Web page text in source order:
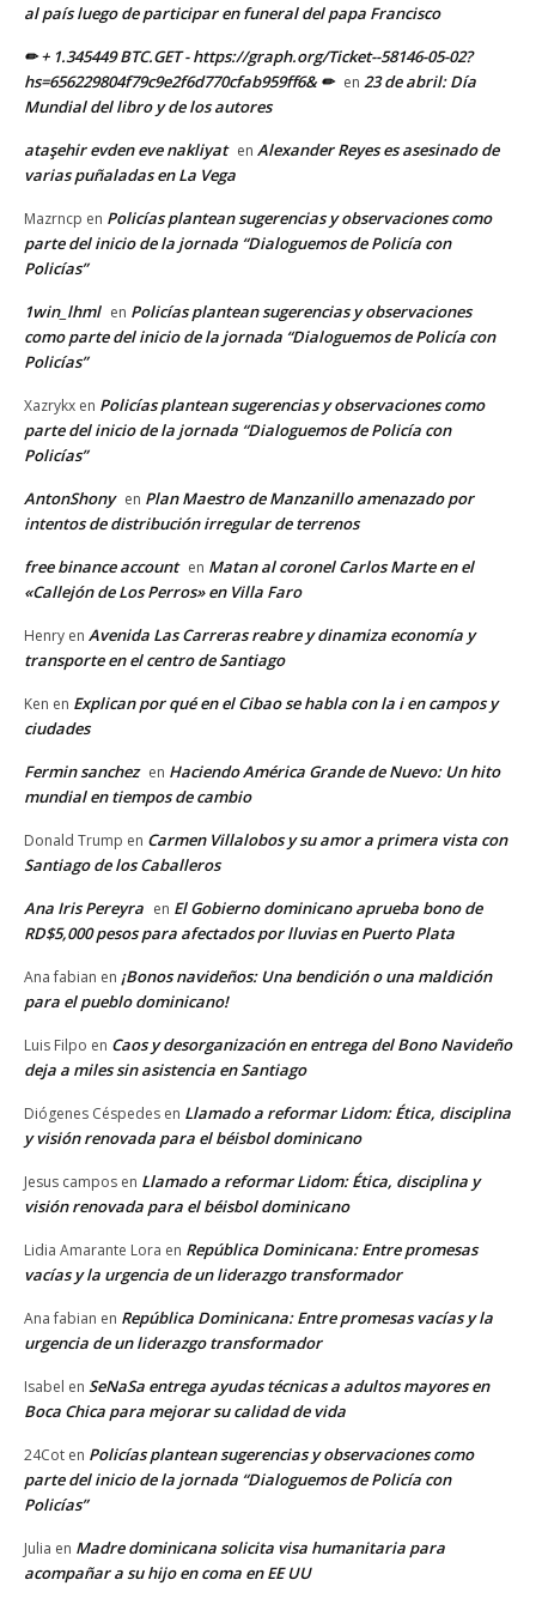
al país luego de participar en funeral del papa Francisco
✏ + 1.345449 BTC.GET - https://graph.org/Ticket--58146-05-02?
hs=656229804f79c9e2f6d770cfab959ff6& ✏ en 23 de abril: Día
Mundial del libro y de los autores
ataşehir evden eve nakliyat en Alexander Reyes es asesinado de
varias puñaladas en La Vega
Mazrncp en Policías plantean sugerencias y observaciones como
parte del inicio de la jornada “Dialoguemos de Policía con
Policías”
1win_lhml en Policías plantean sugerencias y observaciones
como parte del inicio de la jornada “Dialoguemos de Policía con
Policías”
Xazrykx en Policías plantean sugerencias y observaciones como
parte del inicio de la jornada “Dialoguemos de Policía con
Policías”
AntonShony en Plan Maestro de Manzanillo amenazado por
intentos de distribución irregular de terrenos
free binance account en Matan al coronel Carlos Marte en el
«Callejón de Los Perros» en Villa Faro
Henry en Avenida Las Carreras reabre y dinamiza economía y
transporte en el centro de Santiago
Ken en Explican por qué en el Cibao se habla con la i en campos y
ciudades
Fermin sanchez en Haciendo América Grande de Nuevo: Un hito
mundial en tiempos de cambio
Donald Trump en Carmen Villalobos y su amor a primera vista con
Santiago de los Caballeros
Ana Iris Pereyra en El Gobierno dominicano aprueba bono de
RD$5,000 pesos para afectados por lluvias en Puerto Plata
Ana fabian en ¡Bonos navideños: Una bendición o una maldición
para el pueblo dominicano!
Luis Filpo en Caos y desorganización en entrega del Bono Navideño
deja a miles sin asistencia en Santiago
Diógenes Céspedes en Llamado a reformar Lidom: Ética, disciplina
y visión renovada para el béisbol dominicano
Jesus campos en Llamado a reformar Lidom: Ética, disciplina y
visión renovada para el béisbol dominicano
Lidia Amarante Lora en República Dominicana: Entre promesas
vacías y la urgencia de un liderazgo transformador
Ana fabian en República Dominicana: Entre promesas vacías y la
urgencia de un liderazgo transformador
Isabel en SeNaSa entrega ayudas técnicas a adultos mayores en
Boca Chica para mejorar su calidad de vida
24Cot en Policías plantean sugerencias y observaciones como
parte del inicio de la jornada “Dialoguemos de Policía con
Policías”
Julia en Madre dominicana solicita visa humanitaria para
acompañar a su hijo en coma en EE UU